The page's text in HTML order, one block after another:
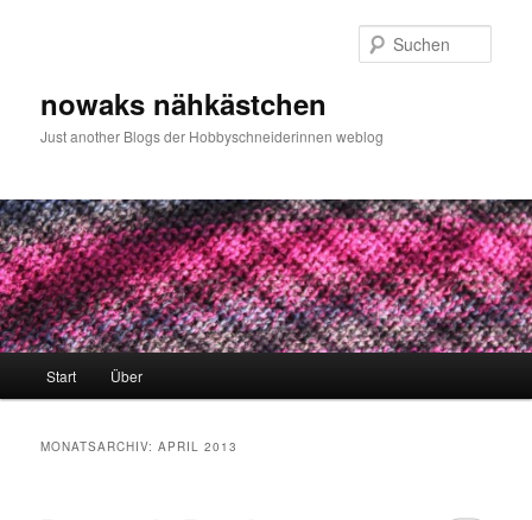
nowaks nähkästchen
Just another Blogs der Hobbyschneiderinnen weblog
Start Über
MONATSARCHIV:APRIL 2013